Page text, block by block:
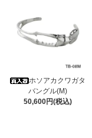
ホソアカクワガタ
バングル(M)
50,600円(税込)